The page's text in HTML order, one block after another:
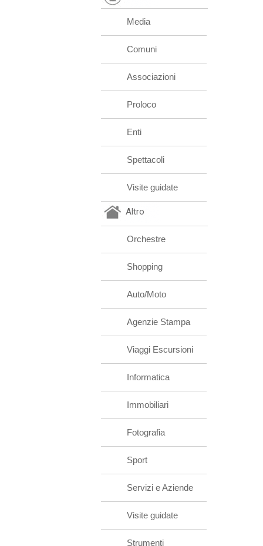
Media
Comuni
Associazioni
Proloco
Enti
Spettacoli
Visite guidate
Altro
Orchestre
Shopping
Auto/Moto
Agenzie Stampa
Viaggi Escursioni
Informatica
Immobiliari
Fotografia
Sport
Servizi e Aziende
Visite guidate
Strumenti